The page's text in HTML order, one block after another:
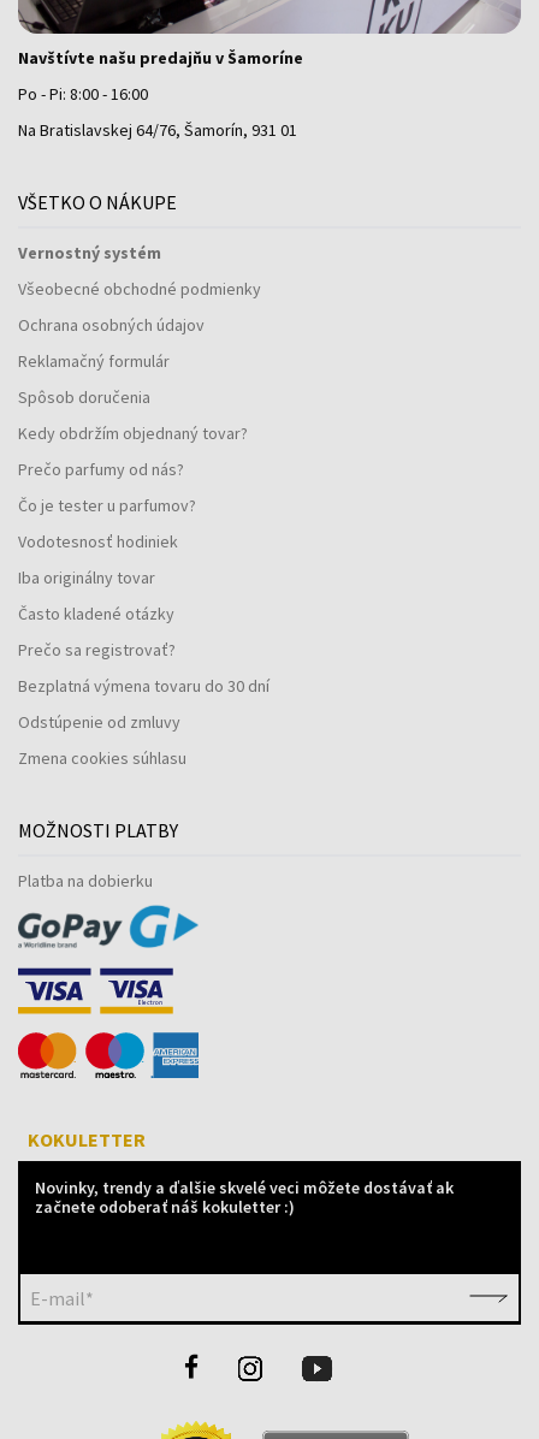
Navštívte našu predajňu v Šamoríne
Po - Pi: 8:00 - 16:00
Na Bratislavskej 64/76, Šamorín, 931 01
VŠETKO O NÁKUPE
Vernostný systém
Všeobecné obchodné podmienky
Ochrana osobných údajov
Reklamačný formulár
Spôsob doručenia
Kedy obdržím objednaný tovar?
Prečo parfumy od nás?
Čo je tester u parfumov?
Vodotesnosť hodiniek
Iba originálny tovar
Často kladené otázky
Prečo sa registrovať?
Bezplatná výmena tovaru do 30 dní
Odstúpenie od zmluvy
Zmena cookies súhlasu
MOŽNOSTI PLATBY
Platba na dobierku
KOKULETTER
Novinky, trendy a ďalšie skvelé veci môžete dostávať ak
začnete odoberať náš kokuletter :)
E-mail*